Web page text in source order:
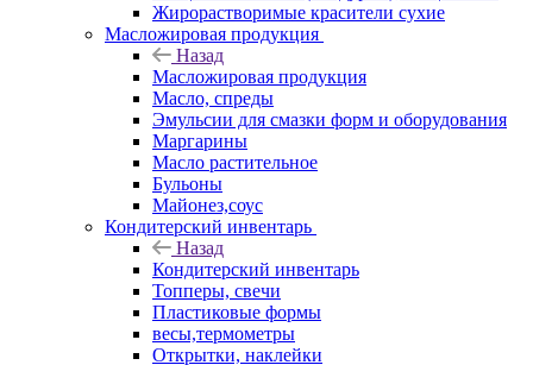
Жирорастворимые красители сухие
Масложировая продукция
Назад
Масложировая продукция
Масло, спреды
Эмульсии для смазки форм и оборудования
Маргарины
Масло растительное
Бульоны
Майонез,соус
Кондитерский инвентарь
Назад
Кондитерский инвентарь
Топперы, свечи
Пластиковые формы
весы,термометры
Открытки, наклейки